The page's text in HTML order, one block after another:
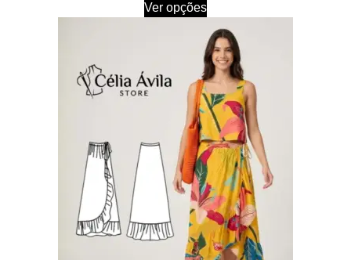
Ver opções